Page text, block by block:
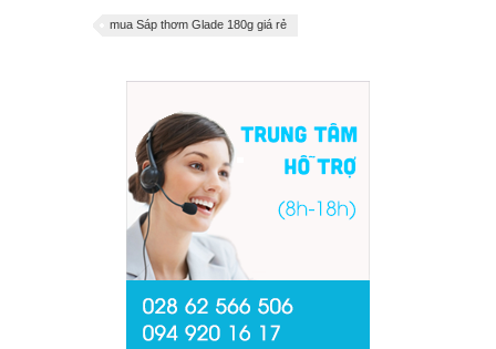
mua Sáp thơm Glade 180g giá rẻ